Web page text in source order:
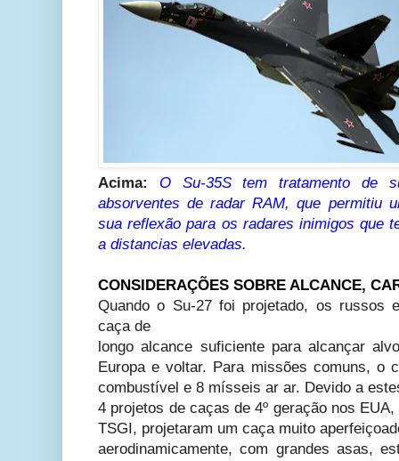
Acima: O Su-35S tem tratamento de
absorventes de radar RAM, que permitiu
sua reflexão para os radares inimigos que
a distancias elevadas.
CONSIDERAÇÕES SOBRE ALCANCE,
Quando o Su-27 foi projetado, os russos
caça de
longo alcance suficiente para alcançar
Europa e voltar. Para missões comuns, o
combustível e 8 mísseis ar ar. Devido a
4 projetos de caças de 4º geração nos
TSGI, projetaram um caça muito
aerodinamicamente, com grandes asas,